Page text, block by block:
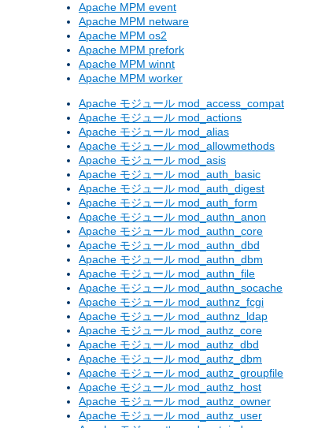
Apache MPM event
Apache MPM netware
Apache MPM os2
Apache MPM prefork
Apache MPM winnt
Apache MPM worker
Apache モジュール mod_access_compat
Apache モジュール mod_actions
Apache モジュール mod_alias
Apache モジュール mod_allowmethods
Apache モジュール mod_asis
Apache モジュール mod_auth_basic
Apache モジュール mod_auth_digest
Apache モジュール mod_auth_form
Apache モジュール mod_authn_anon
Apache モジュール mod_authn_core
Apache モジュール mod_authn_dbd
Apache モジュール mod_authn_dbm
Apache モジュール mod_authn_file
Apache モジュール mod_authn_socache
Apache モジュール mod_authnz_fcgi
Apache モジュール mod_authnz_ldap
Apache モジュール mod_authz_core
Apache モジュール mod_authz_dbd
Apache モジュール mod_authz_dbm
Apache モジュール mod_authz_groupfile
Apache モジュール mod_authz_host
Apache モジュール mod_authz_owner
Apache モジュール mod_authz_user